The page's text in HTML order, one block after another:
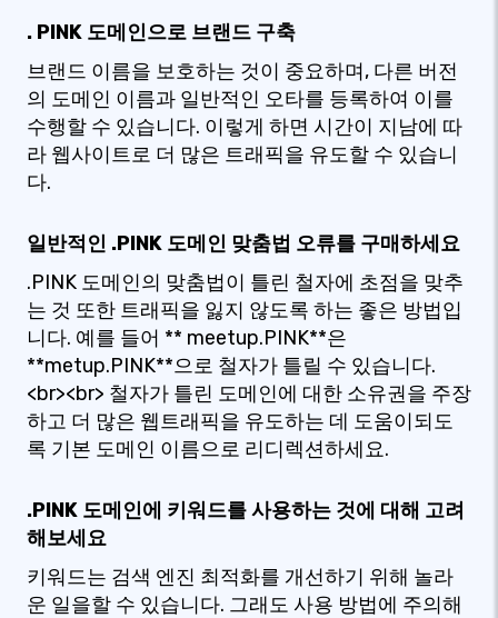
. PINK 도메인으로 브랜드 구축
브랜드 이름을 보호하는 것이 중요하며, 다른 버전
의 도메인 이름과 일반적인 오타를 등록하여 이를
수행할 수 있습니다. 이렇게 하면 시간이 지남에 따
라 웹사이트로 더 많은 트래픽을 유도할 수 있습니
다.
일반적인 .PINK 도메인 맞춤법 오류를 구매하세요
.PINK 도메인의 맞춤법이 틀린 철자에 초점을 맞추
는 것 또한 트래픽을 잃지 않도록 하는 좋은 방법입
니다. 예를 들어 ** meetup.PINK**은
**metup.PINK**으로 철자가 틀릴 수 있습니다.
<br><br> 철자가 틀린 도메인에 대한 소유권을 주장
하고 더 많은 웹트래픽을 유도하는 데 도움이되도
록 기본 도메인 이름으로 리디렉션하세요.
.PINK 도메인에 키워드를 사용하는 것에 대해 고려
해보세요
키워드는 검색 엔진 최적화를 개선하기 위해 놀라
운 일을할 수 있습니다. 그래도 사용 방법에 주의해